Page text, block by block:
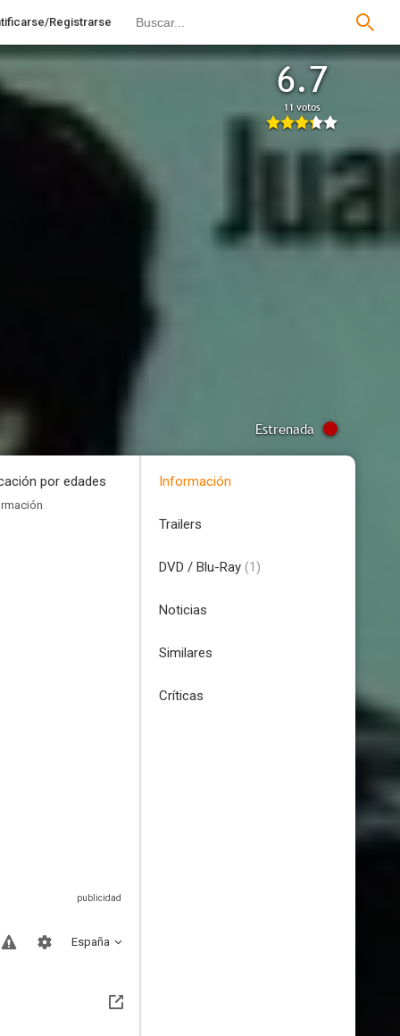
Registrarse
6.7
11 votos
Estrenada
por edades
España
Información
Trailers
DVD / Blu-Ray (1)
Noticias
Similares
Críticas